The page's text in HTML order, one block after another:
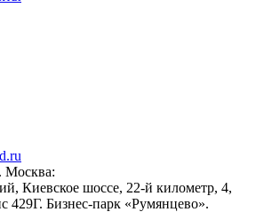
Москва:
Киевское шоссе, 22-й километр, 4,
429Г. Бизнес-парк «Румянцево».